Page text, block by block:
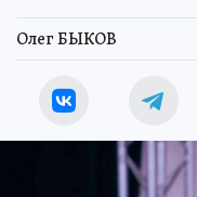
Олег БЫКОВ